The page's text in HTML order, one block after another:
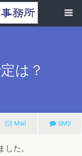
は？
Mail SMS
た。